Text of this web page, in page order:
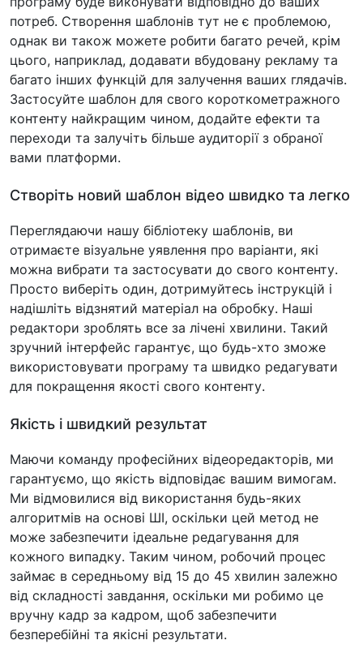
потреб. Створення шаблонів тут не є проблемою,
однак ви також можете робити багато речей, крім
цього, наприклад, додавати вбудовану рекламу та
багато інших функцій для залучення ваших глядачів.
Застосуйте шаблон для свого короткометражного
контенту найкращим чином, додайте ефекти та
переходи та залучіть більше аудиторії з обраної
вами платформи.
Створіть новий шаблон відео швидко та легко
Переглядаючи нашу бібліотеку шаблонів, ви
отримаєте візуальне уявлення про варіанти, які
можна вибрати та застосувати до свого контенту.
Просто виберіть один, дотримуйтесь інструкцій і
надішліть відзнятий матеріал на обробку. Наші
редактори зроблять все за лічені хвилини. Такий
зручний інтерфейс гарантує, що будь-хто зможе
використовувати програму та швидко редагувати
для покращення якості свого контенту.
Якість і швидкий результат
Маючи команду професійних відеоредакторів, ми
гарантуємо, що якість відповідає вашим вимогам.
Ми відмовилися від використання будь-яких
алгоритмів на основі ШІ, оскільки цей метод не
може забезпечити ідеальне редагування для
кожного випадку. Таким чином, робочий процес
займає в середньому від 15 до 45 хвилин залежно
від складності завдання, оскільки ми робимо це
вручну кадр за кадром, щоб забезпечити
безперебійні та якісні результати.